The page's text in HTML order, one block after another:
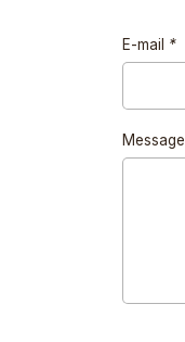
E-mail *
Message